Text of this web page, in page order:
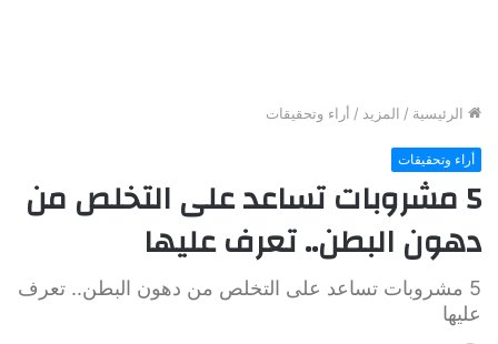
الرئيسية / المزيد / أراء وتحقيقات
أراء وتحقيقات
5 مشروبات تساعد على التخلص من
دهون البطن.. تعرف عليها
5 مشروبات تساعد على التخلص من دهون البطن.. تعرف
عليها